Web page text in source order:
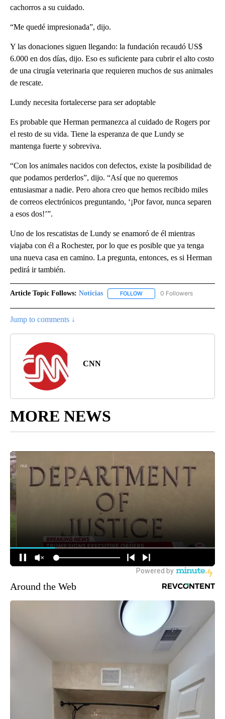
cachorros a su cuidado.
“Me quedé impresionada”, dijo.
Y las donaciones siguen llegando: la fundación recaudó US$
6.000 en dos días, dijo. Eso es suficiente para cubrir el alto costo
de una cirugía veterinaria que requieren muchos de sus animales
de rescate.
Lundy necesita fortalecerse para ser adoptable
Es probable que Herman permanezca al cuidado de Rogers por
el resto de su vida. Tiene la esperanza de que Lundy se
mantenga fuerte y sobreviva.
“Con los animales nacidos con defectos, existe la posibilidad de
que podamos perderlos”, dijo. “Así que no queremos
entusiasmar a nadie. Pero ahora creo que hemos recibido miles
de correos electrónicos preguntando, ‘¡Por favor, nunca separen
a esos dos!’”.
Uno de los rescatistas de Lundy se enamoró de él mientras
viajaba con él a Rochester, por lo que es posible que ya tenga
una nueva casa en camino. La pregunta, entonces, es si Herman
pedirá ir también.
Article Topic Follows: Noticias FOLLOW FOLLOW "NOTICIAS" TO
0 Followers
Jump to comments ↓
CNN
MORE NEWS
Around the Web